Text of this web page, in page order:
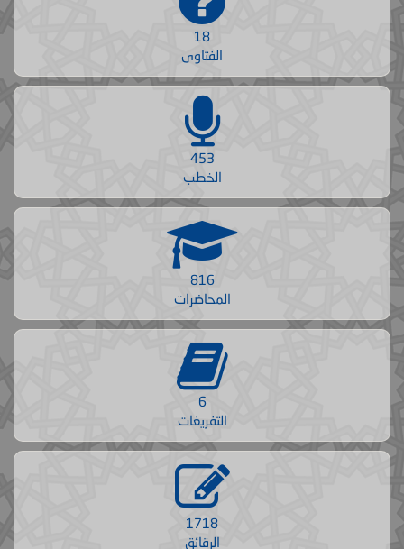
18
الفتاوى
453
الخطب
816
المحاضرات
6
التفريغات
1718
الرقائق